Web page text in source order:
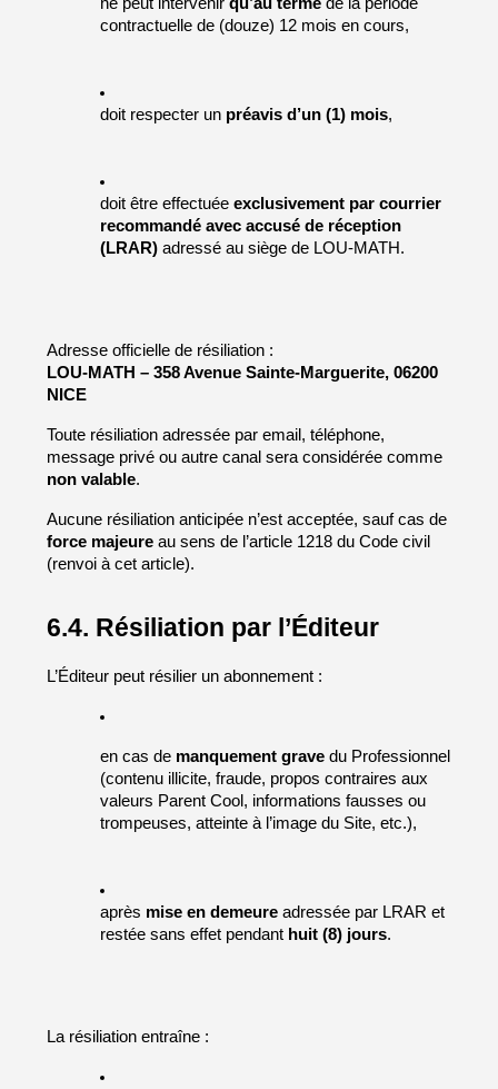
contractuelle de (douze) 12 mois en cours,
doit respecter un préavis d’un (1) mois,
doit être effectuée exclusivement par courrier
recommandé avec accusé de réception
(LRAR) adressé au siège de LOU-MATH.
Adresse officielle de résiliation :
LOU-MATH – 358 Avenue Sainte-Marguerite, 06200
NICE
Toute résiliation adressée par email, téléphone,
non valable.
force majeure au sens de l’article 1218 du Code civil
(renvoi à cet article).
6.4. Résiliation par l’Éditeur
L’Éditeur peut résilier un abonnement :
en cas de manquement grave du Professionnel
(contenu illicite, fraude, propos contraires aux
valeurs Parent Cool, informations fausses ou
trompeuses, atteinte à l’image du Site, etc.),
après mise en demeure adressée par LRAR et
restée sans effet pendant huit (8) jours.
La résiliation entraîne :